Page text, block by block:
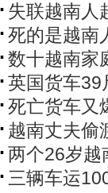
失联越南人
死的是越南
数十越南家
英国货车39
死亡货车又
越南丈夫偷
两个26岁越
三辆车运